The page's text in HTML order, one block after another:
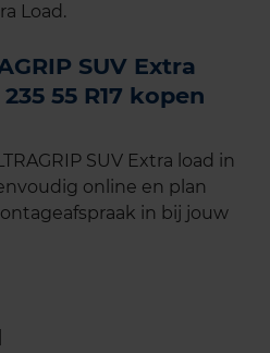
Load.
SUV Extra
55 R17 kopen
SUV Extra load in
online en plan
in bij jouw